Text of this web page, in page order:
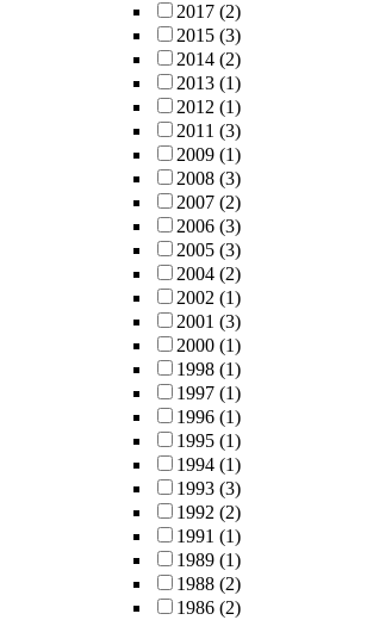
2017 (2)
2015 (3)
2014 (2)
2013 (1)
2012 (1)
2011 (3)
2009 (1)
2008 (3)
2007 (2)
2006 (3)
2005 (3)
2004 (2)
2002 (1)
2001 (3)
2000 (1)
1998 (1)
1997 (1)
1996 (1)
1995 (1)
1994 (1)
1993 (3)
1992 (2)
1991 (1)
1989 (1)
1988 (2)
1986 (2)